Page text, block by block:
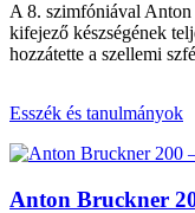
A 8. szimfóniával Anton
kifejező készségének
hozzátette a szellemi
Esszék és tanulmányok
Anton Bruckner